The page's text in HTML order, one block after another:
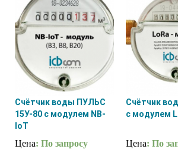
Счётчик воды ПУЛЬС
15У-80 с модулем NB-
IoT
Цена: По запросу
Счётчик
с модулем
Цена: По